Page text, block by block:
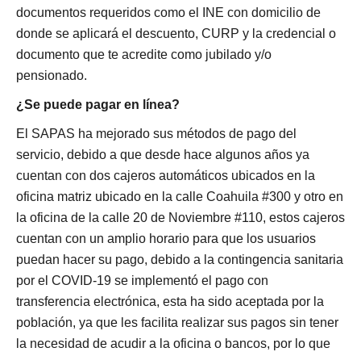
documentos requeridos como el INE con domicilio de
donde se aplicará el descuento, CURP y la credencial o
documento que te acredite como jubilado y/o
pensionado.
¿Se puede pagar en línea?
El SAPAS ha mejorado sus métodos de pago del
servicio, debido a que desde hace algunos años ya
cuentan con dos cajeros automáticos ubicados en la
oficina matriz ubicado en la calle Coahuila #300 y otro en
la oficina de la calle 20 de Noviembre #110, estos cajeros
cuentan con un amplio horario para que los usuarios
puedan hacer su pago, debido a la contingencia sanitaria
por el COVID-19 se implementó el pago con
transferencia electrónica, esta ha sido aceptada por la
población, ya que les facilita realizar sus pagos sin tener
la necesidad de acudir a la oficina o bancos, por lo que